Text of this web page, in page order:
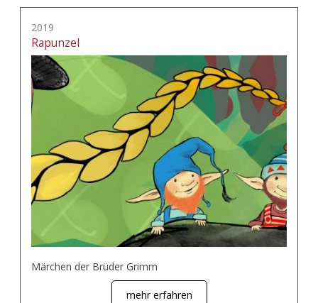
2019
Rapunzel
Märchen der Brüder Grimm
mehr erfahren